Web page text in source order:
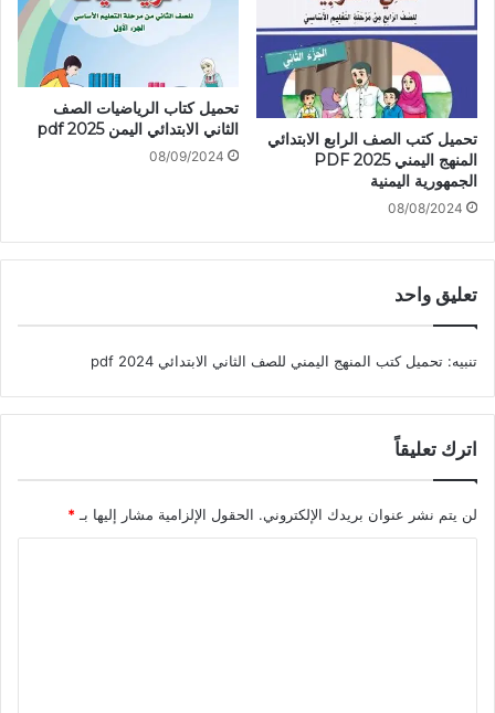
تحميل كتب الصف الرابع الابتدائي
المنهج اليمني 2025 PDF
الجمهورية اليمنية
08/08/2024
تحميل كتاب الرياضيات الصف
الثاني الابتدائي اليمن 2025 pdf
08/09/2024
تعليق واحد
تنبيه: تحميل كتب المنهج اليمني للصف الثاني الابتدائي 2024 pdf
اترك تعليقاً
لن يتم نشر عنوان بريدك الإلكتروني. الحقول الإلزامية مشار إليها بـ*